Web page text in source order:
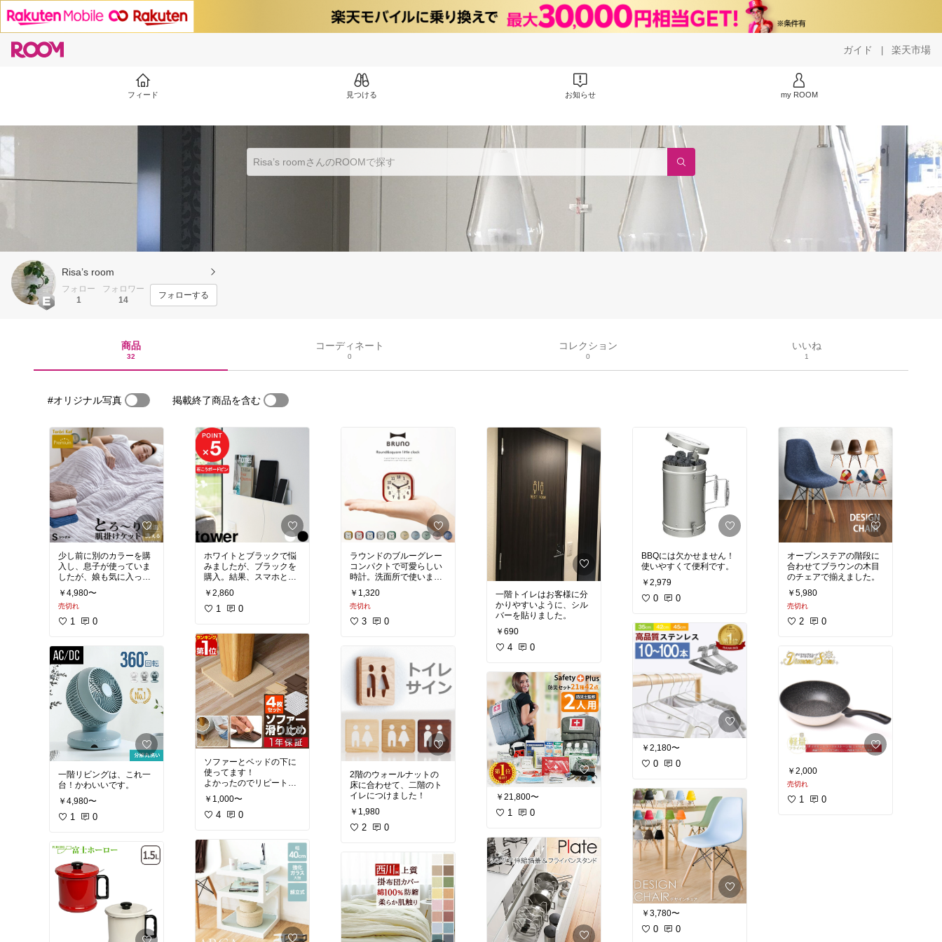
ガイド | 楽天市場
フィード 見つける お知らせ my ROOM
Risa’s room
フォロー
1
フォロワー
14
フォローする
商品
32
コーディネート
0
コレクション
0
いいね
1
#オリジナル写真 掲載終了商品を含む
少し前に別のカラーを購
入し、息子が使っていま
したが、娘も気に入って
同じものが欲しいという
ので追加購入しました！
肌触りが気持ちよく、気
に入っています。
￥4,980〜
売切れ
1 0
一階リビングは、これ一
台！かわいいです。
￥4,980〜
1 0
ホワイトとブラックで悩
みましたが、ブラックを
購入。結果、スマホとマ
ッチしてカッコいいので
ブラックにして大正解！
家族のスマホとケーブル
きました。
￥2,860
1 0
ソファーとベッドの下に
使ってます！
よかったのでリピートで
す。
￥1,000〜
4 0
ラウンドのブルーグレー
コンパクトで可愛らしい
時計。洗面所で使います
♡
￥1,320
売切れ
3 0
2階のウォールナットの
床に合わせて、二階のト
イレにつけました！
￥1,980
2 0
一階トイレはお客様に分
かりやすいように、シル
バーを貼りました。
￥690
4 0
￥21,800〜
1 0
BBQには欠かせません！
使いやすくて便利です。
￥2,979
0 0
￥2,180〜
0 0
￥3,780〜
0 0
オープンステアの階段に
合わせてブラウンの木目
のチェアで揃えました。
￥5,980
売切れ
2 0
￥2,000
売切れ
1 0